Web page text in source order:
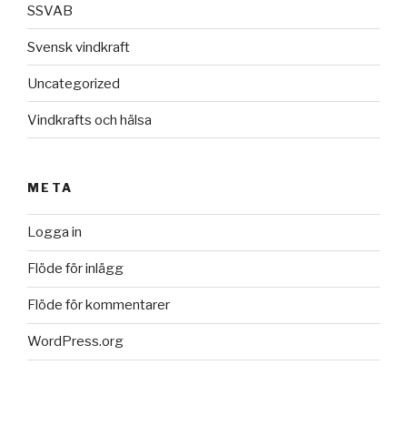
SSVAB
Svensk vindkraft
Uncategorized
Vindkrafts och hälsa
META
Logga in
Flöde för inlägg
Flöde för kommentarer
WordPress.org